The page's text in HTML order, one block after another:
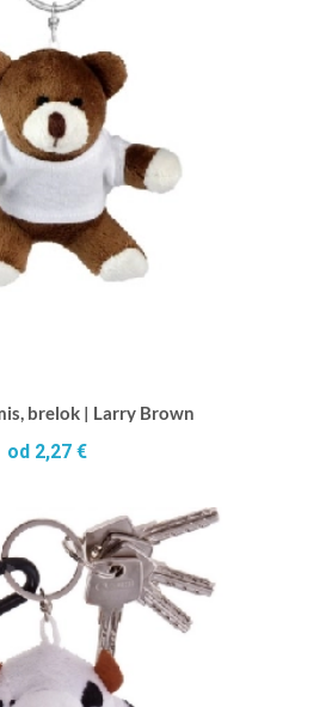
brelok | Larry Brown
od 2,27 €